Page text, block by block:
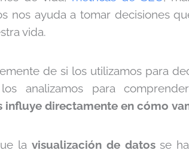
nos ayuda a tomar decisiones
vida.
de si los utilizamos para
analizamos para
influye directamente en cómo
lavisualización de datosse